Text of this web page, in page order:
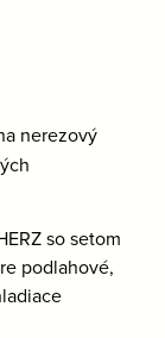
nerezový
so setom
podlahové,